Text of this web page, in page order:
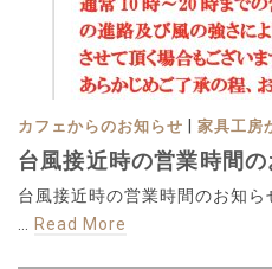
カフェからのお知らせ 家具工房
台風接近時の営業時間
台風接近時の営業時間のお知
Read More